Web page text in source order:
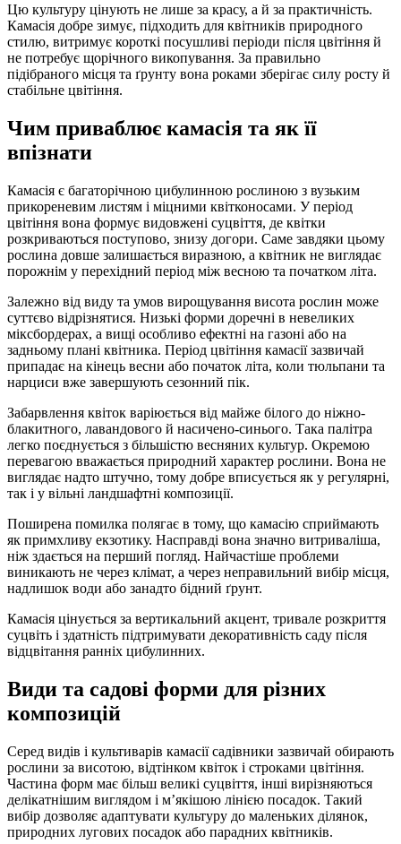
Цю культуру цінують не лише за красу, а й за практичність.
Камасія добре зимує, підходить для квітників природного
стилю, витримує короткі посушливі періоди після цвітіння й
не потребує щорічного викопування. За правильно
підібраного місця та ґрунту вона роками зберігає силу росту й
стабільне цвітіння.
Чим приваблює камасія та як її
впізнати
Камасія є багаторічною цибулинною рослиною з вузьким
прикореневим листям і міцними квітконосами. У період
цвітіння вона формує видовжені суцвіття, де квітки
розкриваються поступово, знизу догори. Саме завдяки цьому
рослина довше залишається виразною, а квітник не виглядає
порожнім у перехідний період між весною та початком літа.
Залежно від виду та умов вирощування висота рослин може
суттєво відрізнятися. Низькі форми доречні в невеликих
міксбордерах, а вищі особливо ефектні на газоні або на
задньому плані квітника. Період цвітіння камасії зазвичай
припадає на кінець весни або початок літа, коли тюльпани та
нарциси вже завершують сезонний пік.
Забарвлення квіток варіюється від майже білого до ніжно-
блакитного, лавандового й насичено-синього. Така палітра
легко поєднується з більшістю весняних культур. Окремою
перевагою вважається природний характер рослини. Вона не
виглядає надто штучно, тому добре вписується як у регулярні,
так і у вільні ландшафтні композиції.
Поширена помилка полягає в тому, що камасію сприймають
як примхливу екзотику. Насправді вона значно витриваліша,
ніж здається на перший погляд. Найчастіше проблеми
виникають не через клімат, а через неправильний вибір місця,
надлишок води або занадто бідний ґрунт.
Камасія цінується за вертикальний акцент, тривале розкриття
суцвіть і здатність підтримувати декоративність саду після
відцвітання ранніх цибулинних.
Види та садові форми для різних
композицій
Серед видів і культиварів камасії садівники зазвичай обирають
рослини за висотою, відтінком квіток і строками цвітіння.
Частина форм має більш великі суцвіття, інші вирізняються
делікатнішим виглядом і м’якішою лінією посадок. Такий
вибір дозволяє адаптувати культуру до маленьких ділянок,
природних лугових посадок або парадних квітників.